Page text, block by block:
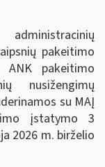
pakeitimo
pakeitimo
nusižengimų
su MAĮ
įstatymo 3
2026 m. birželio